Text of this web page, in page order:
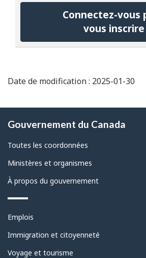
Connectez-vous
vous inscrire
Date de modification : 2025-01-30
propos
de
ce
Gouvernement du Canada
Toutes les coordonnées
Ministères et organismes
À propos du gouvernement
Thèmes
sujets
Emplois
Immigration et citoyenneté
Voyage et tourisme